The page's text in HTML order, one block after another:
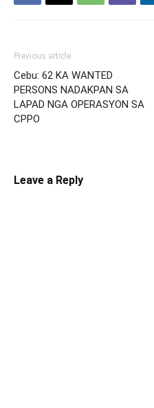
Previous article
Cebu: 62 KA WANTED
PERSONS NADAKPAN SA
LAPAD NGA OPERASYON SA
CPPO
Leave a Reply